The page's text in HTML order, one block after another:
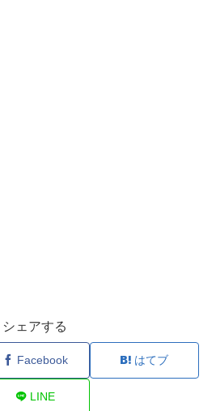
シェアする
Facebook はてブ
LINE